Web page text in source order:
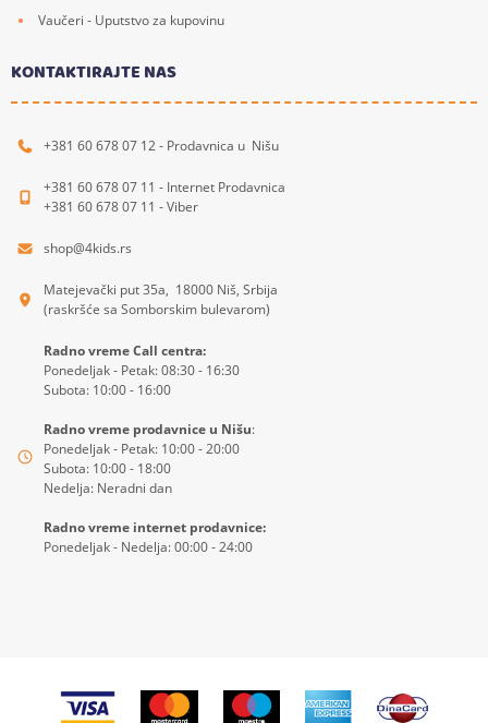
Vaučeri - Uputstvo za kupovinu
KONTAKTIRAJTE NAS
+381 60 678 07 12 - Prodavnica u Nišu
+381 60 678 07 11 - Internet Prodavnica
+381 60 678 07 11 - Viber
shop@4kids.rs
Matejevački put 35a, 18000 Niš, Srbija
(raskršće sa Somborskim bulevarom)
Radno vreme Call centra:
Ponedeljak - Petak: 08:30 - 16:30
Subota: 10:00 - 16:00
Radno vreme prodavnice u Nišu:
Ponedeljak - Petak: 10:00 - 20:00
Subota: 10:00 - 18:00
Nedelja: Neradni dan
Radno vreme internet prodavnice:
Ponedeljak - Nedelja: 00:00 - 24:00